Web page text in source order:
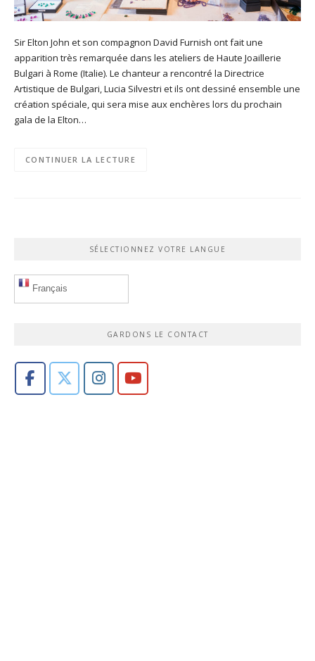
Sir Elton John et son compagnon David Furnish ont fait une
apparition très remarquée dans les ateliers de Haute Joaillerie
Bulgari à Rome (Italie). Le chanteur a rencontré la Directrice
Artistique de Bulgari, Lucia Silvestri et ils ont dessiné ensemble une
création spéciale, qui sera mise aux enchères lors du prochain
gala de la Elton…
CONTINUER LA LECTURE
SÉLECTIONNEZ VOTRE LANGUE
Français
GARDONS LE CONTACT